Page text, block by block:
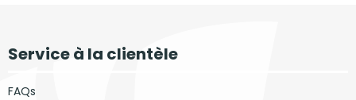
Service à la clientèle
FAQs